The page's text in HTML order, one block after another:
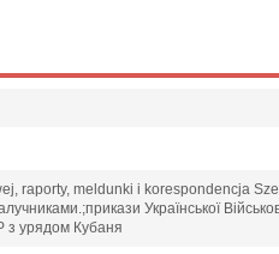
raporty, meldunki i korespondencja
Української
з урядом Кубаня